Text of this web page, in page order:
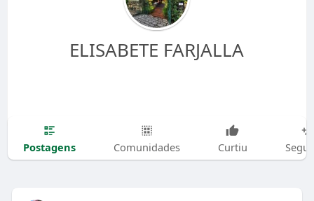
ELISABETE FARJALLA
Postagens Comunidades Curtiu